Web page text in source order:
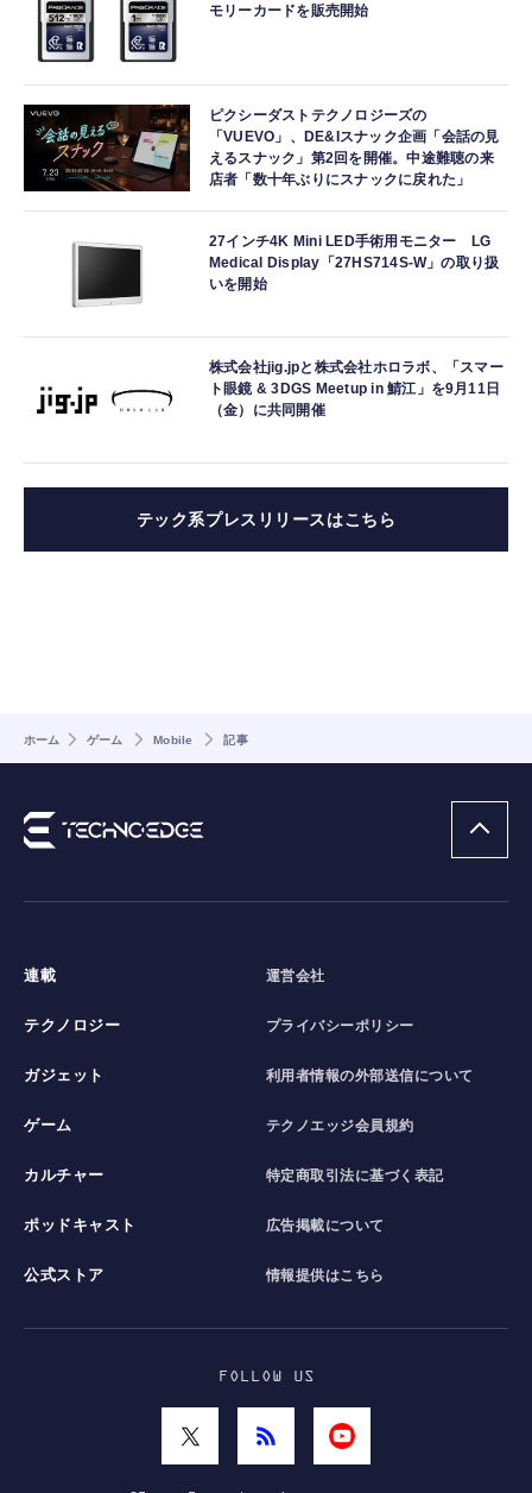
モリーカードを販売開始
ピクシーダストテクノロジーズの
「VUEVO」、DE&Iスナック企画「会話の見
えるスナック」第2回を開催。中途難聴の来
店者「数十年ぶりにスナックに戻れた」
27インチ4K Mini LED手術用モニター LG
Medical Display「27HS714S-W」の取り扱
いを開始
株式会社jig.jpと株式会社ホロラボ、「スマー
ト眼鏡 & 3DGS Meetup in 鯖江」を9月11日
（金）に共同開催
テック系プレスリリースはこちら
ホーム ゲーム Mobile 記事
連載
テクノロジー
ガジェット
ゲーム
カルチャー
ポッドキャスト
公式ストア
運営会社
プライバシーポリシー
利用者情報の外部送信について
テクノエッジ会員規約
特定商取引法に基づく表記
広告掲載について
情報提供はこちら
FOLLOW US